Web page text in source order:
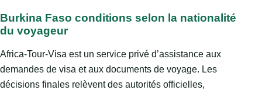
Burkina Faso conditions selon la nationalité
du voyageur
Africa-Tour-Visa est un service privé d’assistance aux
demandes de visa et aux documents de voyage. Les
décisions finales relèvent des autorités officielles,